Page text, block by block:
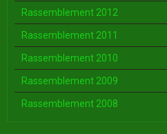
Rassemblement 2012
Rassemblement 2011
Rassemblement 2010
Rassemblement 2009
Rassemblement 2008